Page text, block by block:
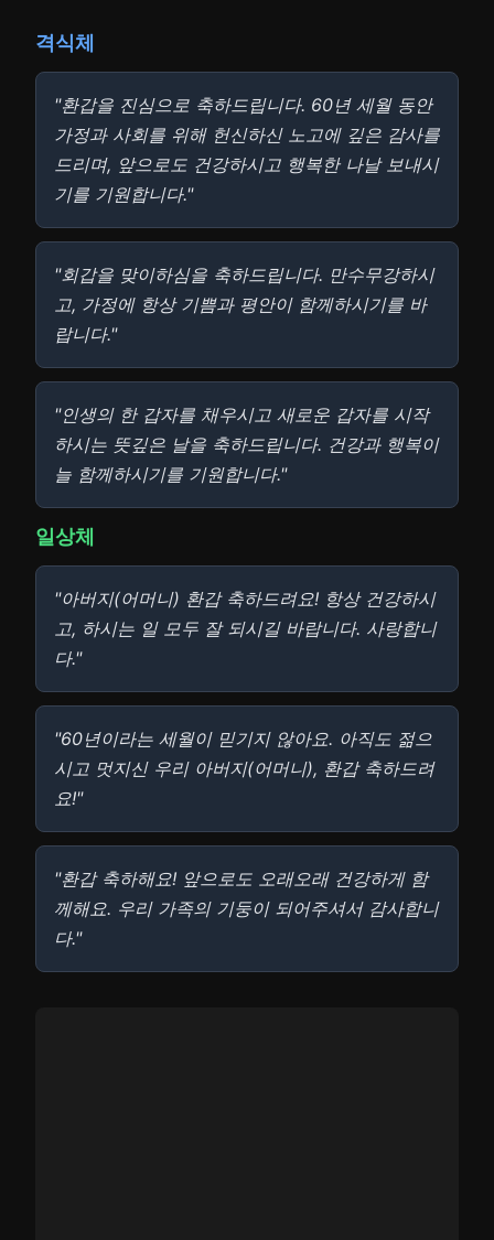
격식체
"환갑을 진심으로 축하드립니다. 60년 세월 동안
가정과 사회를 위해 헌신하신 노고에 깊은 감사를
드리며, 앞으로도 건강하시고 행복한 나날 보내시
기를 기원합니다."
"회갑을 맞이하심을 축하드립니다. 만수무강하시
고, 가정에 항상 기쁨과 평안이 함께하시기를 바
랍니다."
"인생의 한 갑자를 채우시고 새로운 갑자를 시작
하시는 뜻깊은 날을 축하드립니다. 건강과 행복이
늘 함께하시기를 기원합니다."
일상체
"아버지(어머니) 환갑 축하드려요! 항상 건강하시
고, 하시는 일 모두 잘 되시길 바랍니다. 사랑합니
다."
"60년이라는 세월이 믿기지 않아요. 아직도 젊으
시고 멋지신 우리 아버지(어머니), 환갑 축하드려
요!"
"환갑 축하해요! 앞으로도 오래오래 건강하게 함
께해요. 우리 가족의 기둥이 되어주셔서 감사합니
다."